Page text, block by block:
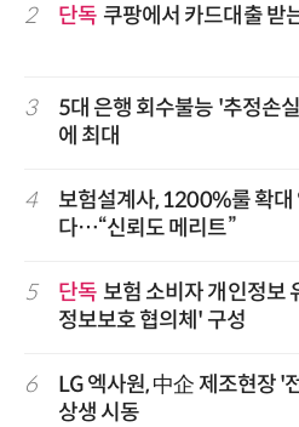
2 단독 쿠팡에서 카드대출 받
3
5대 은행 회수불능 '추정
에 최대
4
보험설계사, 1200%룰 확
다…“신뢰도 메리트”
5 단독 보험 소비자 개인정
정보보호 협의체' 구성
6
LG 엑사원, 中企 제조현장
상생 시동